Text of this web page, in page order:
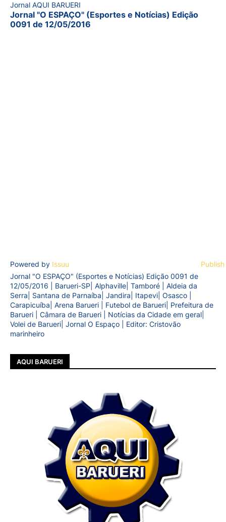
Jornal AQUI BARUERI
Jornal "O ESPAÇO" (Esportes e Notícias) Edição
0091 de 12/05/2016
Powered by Issuu
Jornal "O ESPAÇO" (Esportes e Notícias) Edição 0091 de
12/05/2016 | Barueri-SP| Alphaville| Tamboré | Aldeia da
Serra| Santana de Parnaíba| Jandira| Itapevi| Osasco |
Carapicuíba| Arena Barueri | Futebol de Barueri| Prefeitura de
Barueri | Câmara de Barueri | Notícias da Cidade em geral|
Volei de Barueri| Jornal O Espaço | Editor: Cristovão
marinheiro
AQUI BARUERI